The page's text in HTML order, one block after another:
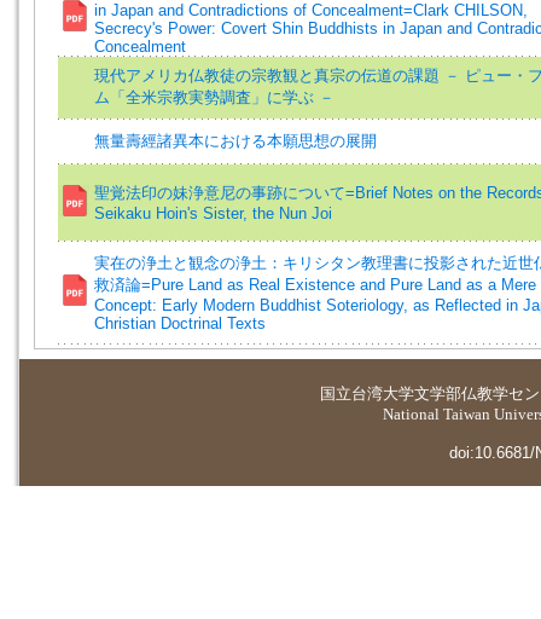
in Japan and Contradictions of Concealment=Clark CHILSON,
Secrecy's Power: Covert Shin Buddhists in Japan and
Concealment
現代アメリカ仏教徒の宗教観と真宗の伝道の課題 － ピュー・
ム「全米宗教実勢調査」に学ぶ －
無量壽經諸異本における本願思想の展開
聖覚法印の妹浄意尼の事跡について=Brief Notes on the
Seikaku Hoin's Sister, the Nun Joi
実在の浄土と観念の浄土：キリシタン教理書に投影された近世
救済論=Pure Land as Real Existence and Pure Land as a Mere
Concept: Early Modern Buddhist Soteriology, as Reflected in
Christian Doctrinal Texts
国立台湾大学文学部仏教学セ
National Taiwan
doi:10.6681/